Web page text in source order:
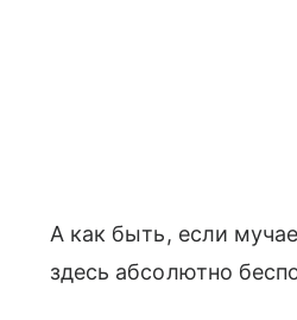
А как быть, если
здесь абсолютно